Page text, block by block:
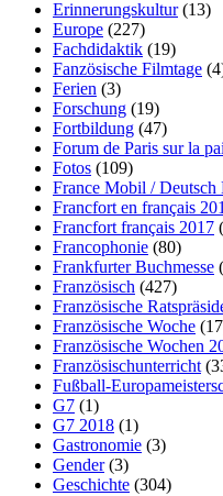
Erinnerungskultur(13)
Europe (227)
Fachdidaktik (19)
Fanzösische Filmtage
Ferien (3)
Forschung (19)
Fortbildung (47)
Forum de Paris sur la
Fotos (109)
France Mobil / Deutsch
Francfort en français
Francfort français 2017
Francophonie (80)
Frankfurter Buchmesse
Französisch (427)
Französische
Französische Woche
Französische Wochen
Französischunterricht
Fußball-
G7 (1)
G7 2018 (1)
Gastronomie (3)
Gender(3)
Geschichte (304)